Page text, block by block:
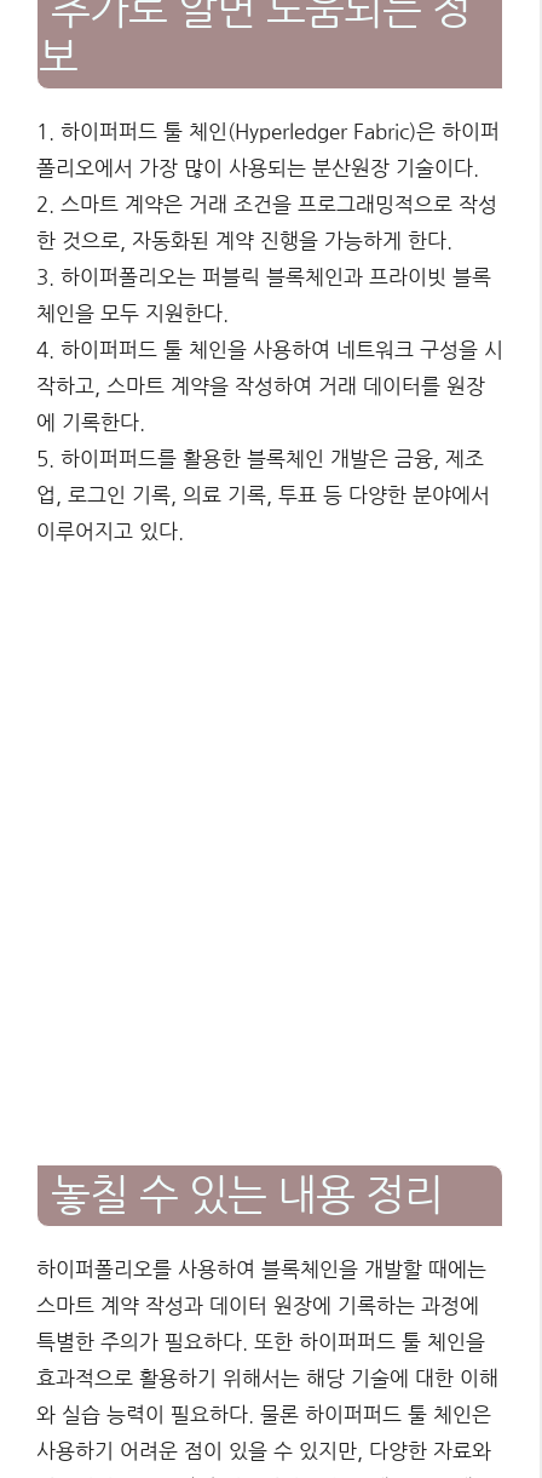
추가로 알면 도움되는 정
보
1. 하이퍼퍼드 툴 체인(Hyperledger Fabric)은 하이퍼
폴리오에서 가장 많이 사용되는 분산원장 기술이다.
2. 스마트 계약은 거래 조건을 프로그래밍적으로 작성
한 것으로, 자동화된 계약 진행을 가능하게 한다.
3. 하이퍼폴리오는 퍼블릭 블록체인과 프라이빗 블록
체인을 모두 지원한다.
4. 하이퍼퍼드 툴 체인을 사용하여 네트워크 구성을 시
작하고, 스마트 계약을 작성하여 거래 데이터를 원장
에 기록한다.
5. 하이퍼퍼드를 활용한 블록체인 개발은 금융, 제조
업, 로그인 기록, 의료 기록, 투표 등 다양한 분야에서
이루어지고 있다.
놓칠 수 있는 내용 정리
하이퍼폴리오를 사용하여 블록체인을 개발할 때에는
스마트 계약 작성과 데이터 원장에 기록하는 과정에
특별한 주의가 필요하다. 또한 하이퍼퍼드 툴 체인을
효과적으로 활용하기 위해서는 해당 기술에 대한 이해
와 실습 능력이 필요하다. 물론 하이퍼퍼드 툴 체인은
사용하기 어려운 점이 있을 수 있지만, 다양한 자료와